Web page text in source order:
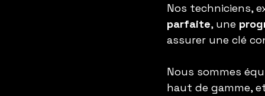
Nos techniciens,
parfaite, une
assurer une clé
Nous sommes
haut de gamme,